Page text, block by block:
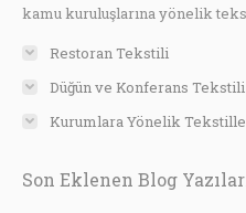
kamu kuruluşlarına yönelik
Restoran Tekstili
Düğün ve Konferans Tekstili
Kurumlara Yönelik
Son Eklenen Blog